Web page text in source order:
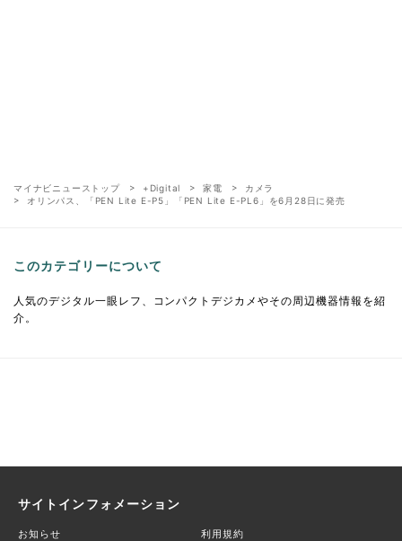
マイナビニューストップ +Digital 家電
カメラ
オリンパス、「PEN Lite E-P5」「PEN Lite E-PL6」を6月28日に発売
このカテゴリーについて
人気のデジタル一眼レフ、コンパクトデジカメやその周辺機器情報を紹
介。
サイトインフォメーション
お知らせ 利用規約